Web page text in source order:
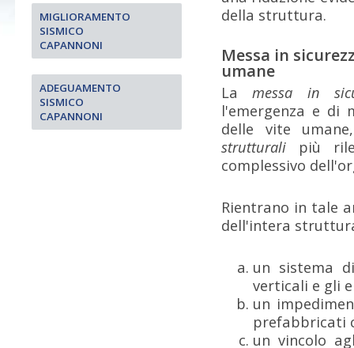
MIGLIORAMENTO
SISMICO
CAPANNONI
ADEGUAMENTO
SISMICO
CAPANNONI
della struttura.
Messa in
umane
Lamessa in
l'emergenza e di
delle vite
strutturali più
complessivo
Rientrano in tale
dell'intera
un sistema
verticali e gli
un
prefabbricati
un vincolo